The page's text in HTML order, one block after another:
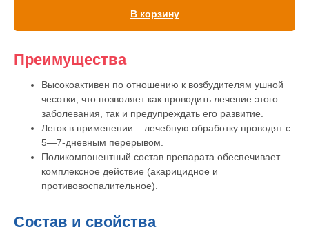
Лечение шиншилл
Вакцинация кроликов
Вакцинация хорьков
В корзину
Преимущества
Высокоактивен по отношению к возбудителям ушной
чесотки, что позволяет как проводить лечение этого
заболевания, так и предупреждать его развитие.
Легок в применении – лечебную обработку проводят с
5—7-дневным перерывом.
Поликомпонентный состав препарата обеспечивает
комплексное действие (акарицидное и
противовоспалительное).
Состав и свойства